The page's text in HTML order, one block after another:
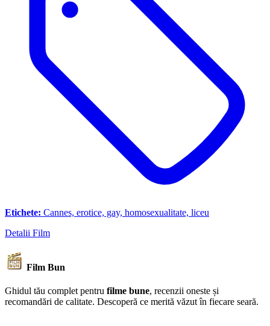
Etichete: Cannes, erotice, gay, homosexualitate, liceu
Detalii Film
Film Bun
Ghidul tău complet pentru filme bune, recenzii oneste și
recomandări de calitate. Descoperă ce merită văzut în fiecare seară.